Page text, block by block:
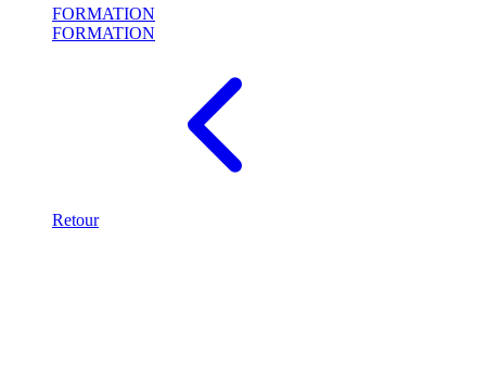
FORMATION
FORMATION
Retour